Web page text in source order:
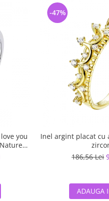
you
Inel argint placat cu
186,56 Lei
-47%
ADAUGA